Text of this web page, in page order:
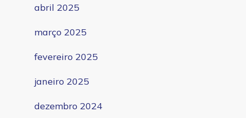
abril 2025
março 2025
fevereiro 2025
janeiro 2025
dezembro 2024